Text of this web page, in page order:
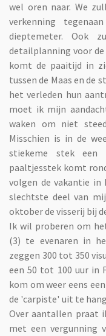
wel oren naar. We
verkenning
dieptemeter. Ook
detailplanning voor
komt de paaitijd in
tussen de Maas en de
het verleden hun
moet ik mijn
waken om niet
Misschien is in de
stiekeme stek een
paaltjesstek komt
volgen de vakantie in
slechtste deel van
oktober de visserij bij
Ik wil proberen om
(3) te evenaren in
zeggen 300 tot 350
een 50 tot 100 uur in
kom om weer eens
de 'carpiste' uit te
Over aantallen praat
met een vergunning